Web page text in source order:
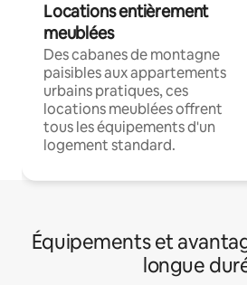
Locations entièrement
meublées
Des cabanes de montagne
paisibles aux appartements
urbains pratiques, ces
locations meublées offrent
tous les équipements d'un
logement standard.
Équipements et
longue